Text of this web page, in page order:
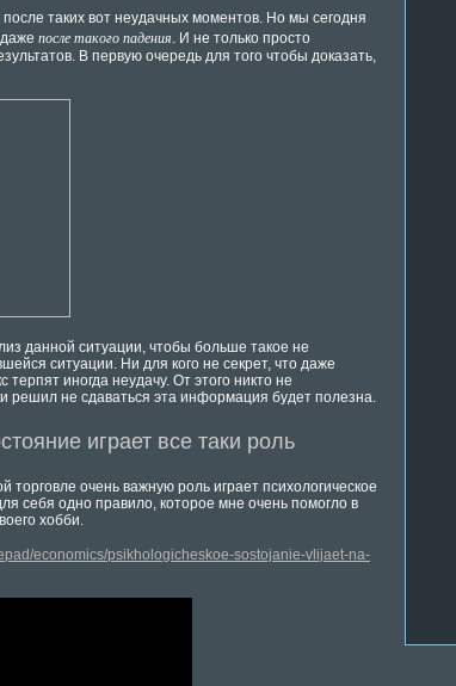
после таких вот неудачных моментов. Но мы сегодня
после такого падения. И не только просто
В первую очередь для того чтобы доказать,
данной ситуации, чтобы больше такое не
ситуации. Ни для кого не секрет, что даже
иногда неудачу. От этого никто не
решил не сдаваться эта информация будет полезна.
играет все таки роль
торговле очень важную роль играет психологическое
себя одно правило, которое мне очень помогло в
хобби.
economics/psikhologicheskoe-sostojanie-vlijaet-na-